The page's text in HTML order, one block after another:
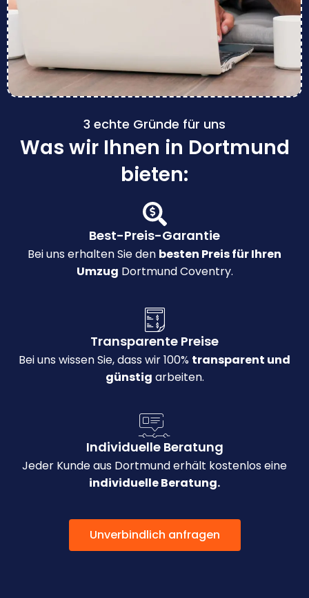
3 echte Gründe für uns
Was wir Ihnen in Dortmund
bieten:
Best-Preis-Garantie
Bei uns erhalten Sie den besten Preis für Ihren
Umzug Dortmund Coventry.
Transparente Preise
Bei uns wissen Sie, dass wir 100% transparent und
günstig arbeiten.
Individuelle Beratung
Jeder Kunde aus Dortmund erhält kostenlos eine
individuelle Beratung.
Unverbindlich anfragen